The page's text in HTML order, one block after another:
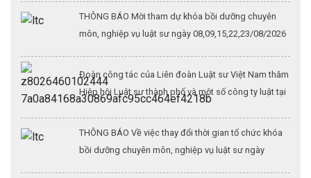
THÔNG BÁO Mời tham dự khóa bồi dưỡng chuyên
môn, nghiệp vụ luật sư ngày 08,09,15,22,23/08/2026
Đoàn công tác của Liên đoàn Luật sư Việt Nam thăm
Hiệp hội Luật sư thành phố và một số công ty luật tại
THÔNG BÁO Về việc thay đổi thời gian tổ chức khóa
bồi dưỡng chuyên môn, nghiệp vụ luật sư ngày